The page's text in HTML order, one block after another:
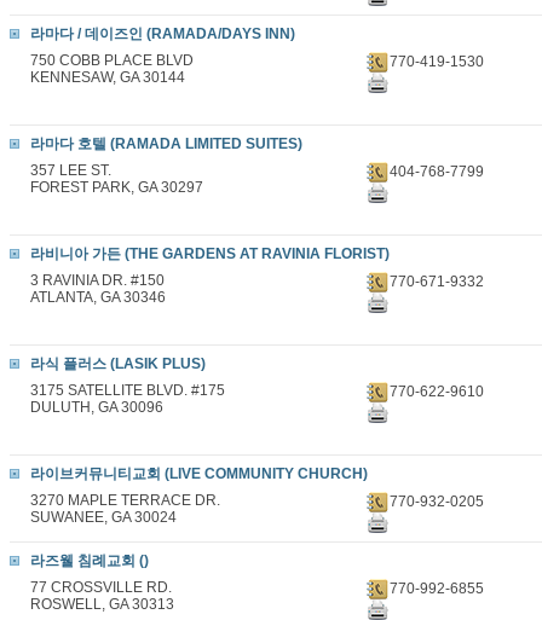
라마다 / 데이즈인 (RAMADA/DAYS INN)
750 COBB PLACE BLVD
KENNESAW, GA 30144
770-419-1530
라마다 호텔 (RAMADA LIMITED SUITES)
357 LEE ST.
FOREST PARK, GA 30297
404-768-7799
라비니아 가든 (THE GARDENS AT RAVINIA FLORIST)
3 RAVINIA DR. #150
ATLANTA, GA 30346
770-671-9332
라식 플러스 (LASIK PLUS)
3175 SATELLITE BLVD. #175
DULUTH, GA 30096
770-622-9610
라이브커뮤니티교회 (LIVE COMMUNITY CHURCH)
3270 MAPLE TERRACE DR.
SUWANEE, GA 30024
770-932-0205
라즈웰 침례교회 ()
77 CROSSVILLE RD.
ROSWELL, GA 30313
770-992-6855